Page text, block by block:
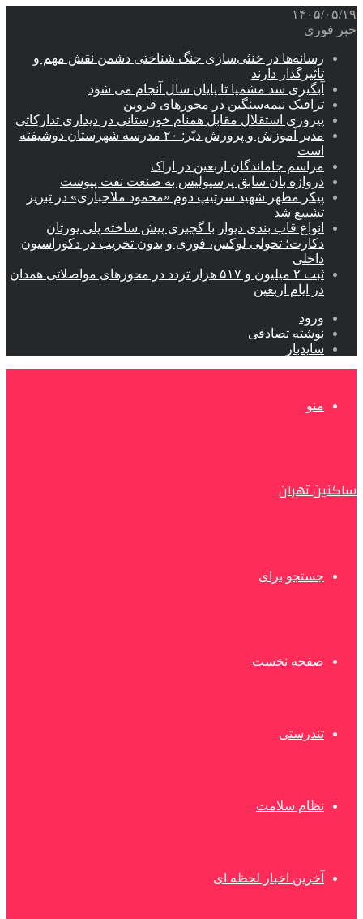
۱۴۰۵/۰۵/۱۹
خبر فوری
رسانه‌ها در خنثی‌سازی جنگ شناختی دشمن نقش‌ مهم و
تاثیرگذار دارند
آبگیری سد مشمپا تا پایان سال آنجام می شود
ترافیک نیمه‌سنگین در محورهای قزوین
پیروزی استقلال مقابل همنام خوزستانی در دیداری تدارکاتی
مدیر آموزش و پرورش دیّر: ۲۰ مدرسه شهرستان دوشیفته
است
مراسم جاماندگان اربعین در اراک
دروازه بان سابق پرسپولیس به صنعت نفت پیوست
پیکر مطهر شهید سرتیپ دوم «محمود ملاجباری» در تبریز
تشییع شد
انواع قاب بندی دیوار با گچبری پیش ساخته پلی یورتان
دکارت؛ تحولی لوکس، فوری و بدون تخریب در دکوراسیون
داخلی
ثبت ۲ میلیون و ۵۱۷ هزار تردد در محورهای مواصلاتی همدان
در ایام اربعین
ورود
نوشته تصادفی
سایدبار
منو
ساکنین تهران
جستجو برای
صفحه نخست
تندرستی
نظام سلامت
آخرین اخبار لحظه ای